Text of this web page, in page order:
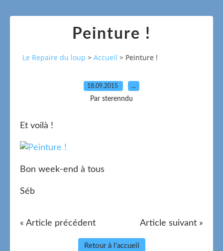
Peinture !
Le Repaire du loup > Accueil > Peinture !
18.09.2015 …
Par sterenndu
Et voilà !
Bon week-end à tous
Séb
« Article précédent Article suivant »
Retour à l'accueil